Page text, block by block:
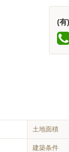
(有
土地面積
建築条件